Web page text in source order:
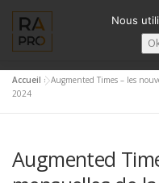
contenu
LA RÉALITÉ
SERVICES RA’PRO
Accueil »Augmented Times – les
2024
Augmented
Nous